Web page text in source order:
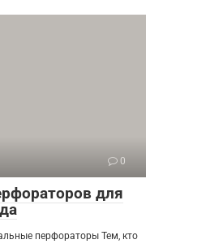
0
для
перфораторы Тем, кто